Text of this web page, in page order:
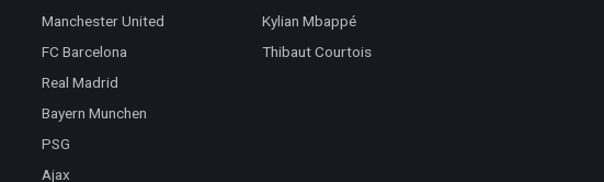
Manchester United
FC Barcelona
Real Madrid
Bayern Munchen
PSG
Ajax
Kylian Mbappé
Thibaut Courtois